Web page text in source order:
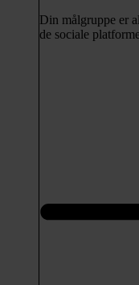
Din målgruppe er
de sociale